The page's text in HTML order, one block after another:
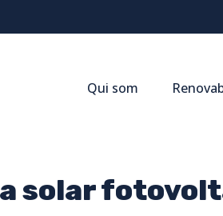
Qui som
solar